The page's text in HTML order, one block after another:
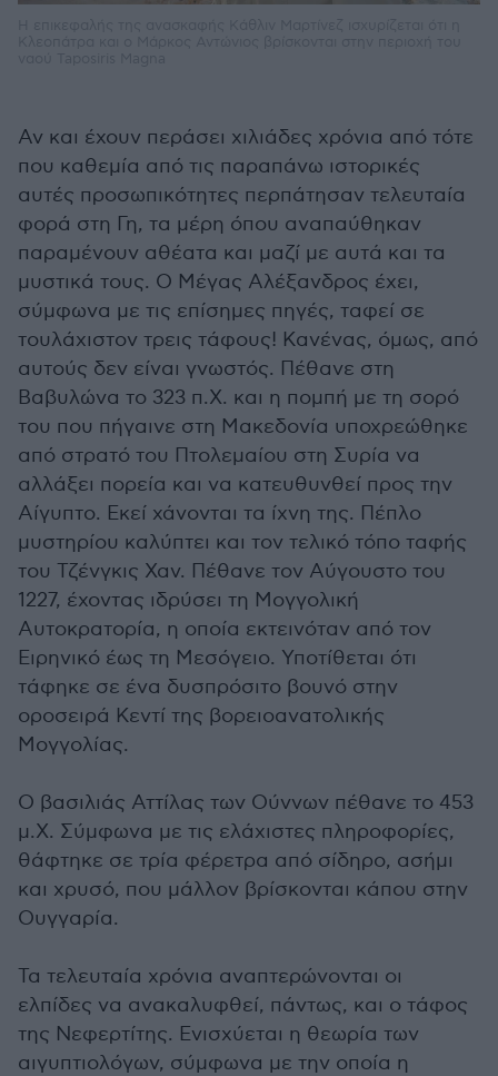
Αν και έχουν περάσει χιλιάδες χρόνια από τότε
που καθεμία από τις παραπάνω ιστορικές
αυτές προσωπικότητες περπάτησαν τελευταία
φορά στη Γη, τα μέρη όπου αναπαύθηκαν
παραμένουν αθέατα και μαζί με αυτά και τα
μυστικά τους. Ο Μέγας Αλέξανδρος έχει,
σύμφωνα με τις επίσημες πηγές, ταφεί σε
τουλάχιστον τρεις τάφους! Κανένας, όμως, από
αυτούς δεν είναι γνωστός. Πέθανε στη
Βαβυλώνα το 323 π.Χ. και η πομπή με τη σορό
του που πήγαινε στη Μακεδονία υποχρεώθηκε
από στρατό του Πτολεμαίου στη Συρία να
αλλάξει πορεία και να κατευθυνθεί προς την
Αίγυπτο. Εκεί χάνονται τα ίχνη της. Πέπλο
μυστηρίου καλύπτει και τον τελικό τόπο ταφής
του Τζένγκις Χαν. Πέθανε τον Αύγουστο του
1227, έχοντας ιδρύσει τη Μογγολική
Αυτοκρατορία, η οποία εκτεινόταν από τον
Ειρηνικό έως τη Μεσόγειο. Υποτίθεται ότι
τάφηκε σε ένα δυσπρόσιτο βουνό στην
οροσειρά Κεντί της βορειοανατολικής
Μογγολίας.
Ο βασιλιάς Αττίλας των Ούννων πέθανε το 453
μ.Χ. Σύμφωνα με τις ελάχιστες πληροφορίες,
θάφτηκε σε τρία φέρετρα από σίδηρο, ασήμι
και χρυσό, που μάλλον βρίσκονται κάπου στην
Ουγγαρία.
Τα τελευταία χρόνια αναπτερώνονται οι
ελπίδες να ανακαλυφθεί, πάντως, και ο τάφος
της Νεφερτίτης. Ενισχύεται η θεωρία των
αιγυπτιολόγων, σύμφωνα με την οποία η